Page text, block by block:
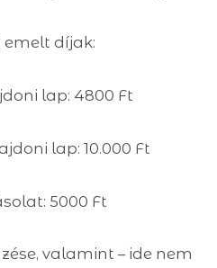
emelt díjak:
lap: 4800 Ft
lap: 10.000 Ft
5000 Ft
valamint – ide nem